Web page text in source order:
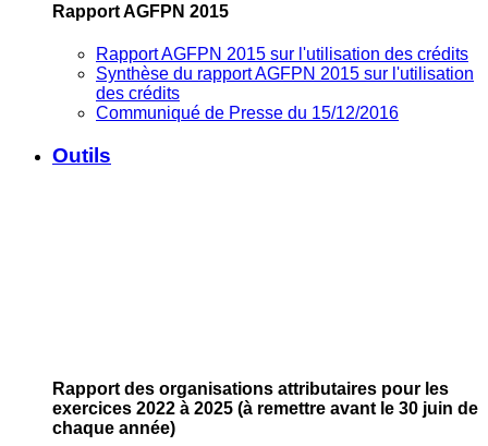
Rapport AGFPN 2015
Rapport AGFPN 2015 sur l'utilisation des crédits
Synthèse du rapport AGFPN 2015 sur l'utilisation
des crédits
Communiqué de Presse du 15/12/2016
Outils
Rapport des organisations attributaires pour les
exercices 2022 à 2025 (à remettre avant le 30 juin de
chaque année)